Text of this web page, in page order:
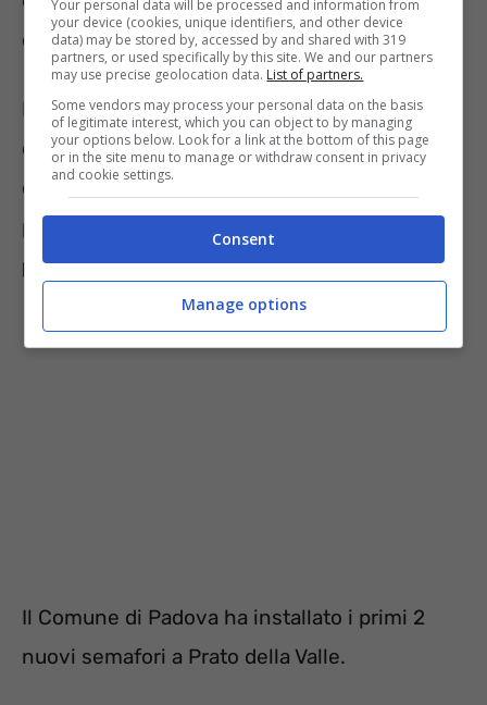
contesto nella fase di attraversamento.
La nascita di tale progetto si fonda sulla
consapevolezza che sempre più pedoni,
camminando mentre sono intenti a guardare i
propri smartphone, di frequente
prestano attenzione alla strada.
Il Comune di Padova ha installato i primi 2
nuovi semafori a Prato della Valle.
Your personal data will be processed and information from
your device (cookies, unique identifiers, and other device
data) may be stored by, accessed by and shared with 319
partners, or used specifically by this site. We and our partners
may use precise geolocation data. List of partners.
Some vendors may process your personal data on the basis
of legitimate interest, which you can object to by managing
your options below. Look for a link at the bottom of this page
or in the site menu to manage or withdraw consent in privacy
and cookie settings.
Consent
Manage options